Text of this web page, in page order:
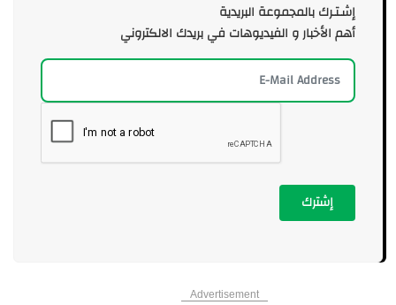
إشـتـرك بالمجموعة البريدية
أهم الأخبار و الفيديوهات في بريدك الالكتروني
إشترك
Advertisement